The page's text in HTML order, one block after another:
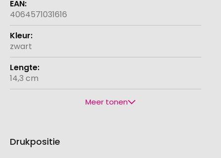
4064571031616
zwart
14,3 cm
Meer tonen
Drukpositie